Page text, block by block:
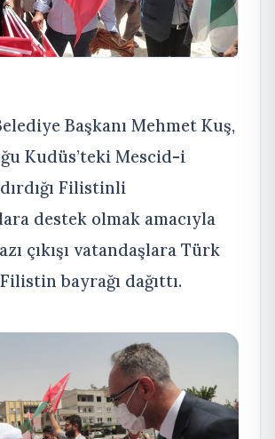
Başkanı Mehmet Kuş,
Kudüs’teki Mescid-i
Filistinli
destek olmak amacıyla
çıkışı vatandaşlara Türk
bayrağı dağıttı.